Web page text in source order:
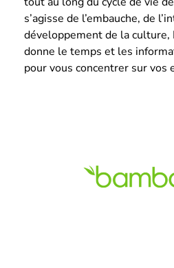
s’agisse de l’embauche, de
développement de la culture,
donne le temps et les
pour vous concentrer sur vos